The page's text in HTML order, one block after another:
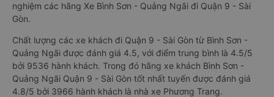
nghiệm các hãng Xe Bình Sơn - Quảng Ngãi đi Quận 9 - Sài
Gòn.
Chất lượng các xe khách đi Quận 9 - Sài Gòn từ Bình Sơn -
Quảng Ngãi được đánh giá 4.5, với điểm trung bình là 4.5/5
bởi 9536 hành khách. Trong đó hãng xe khách Bình Sơn -
Quảng Ngãi Quận 9 - Sài Gòn tốt nhất tuyến được đánh giá
4.8/5 bởi 3966 hành khách là nhà xe Phương Trang.